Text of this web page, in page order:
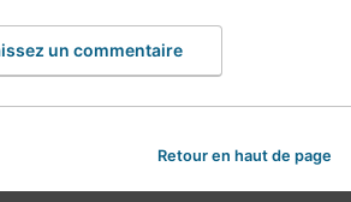
un commentaire
Retour en haut de page